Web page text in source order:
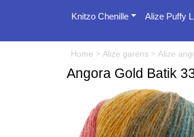
Knitzo Chenille Alize Puffy
Home > Alize garens > Alize
Angora Gold Batik